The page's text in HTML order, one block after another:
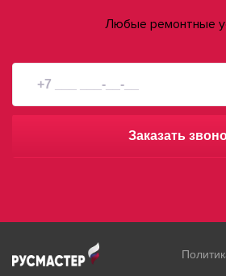
Любые ремонтные
Заказать